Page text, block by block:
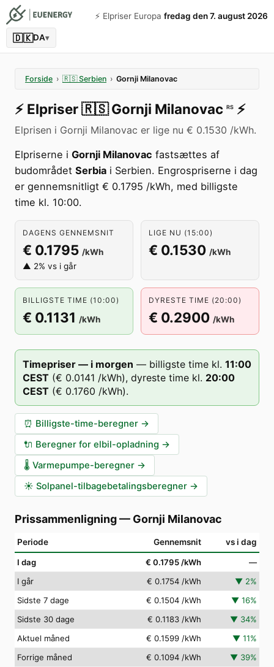
⚡️ Elpriser Europa fredag den 7. august 2026
🇩🇰DA▾
Forside › 🇷🇸 Serbien › Gornji Milanovac
⚡️ Elpriser🇷🇸 Gornji Milanovac RS ⚡️
Elprisen i Gornji Milanovac er lige nu € 0.1530 /kWh.
Elpriserne i Gornji Milanovac fastsættes af
budområdet Serbia i Serbien. Engrospriserne i dag
er gennemsnitligt € 0.1795 /kWh, med billigste
time kl. 10:00.
DAGENS GENNEMSNIT
€ 0.1795 /kWh
▲ 2% vs i går
LIGE NU (15:00)
€ 0.1530 /kWh
BILLIGSTE TIME (10:00)
€ 0.1131 /kWh
DYRESTE TIME (20:00)
€ 0.2900 /kWh
Timepriser — i morgen — billigste time kl. 11:00
CEST (€ 0.0141 /kWh), dyreste time kl. 20:00
CEST (€ 0.1760 /kWh).
⏰ Billigste-time-beregner →
🔌 Beregner for elbil-opladning →
🌡️ Varmepumpe-beregner →
☀️ Solpanel-tilbagebetalingsberegner →
Prissammenligning— Gornji Milanovac
Periode Gennemsnit vs i dag
I dag € 0.1795 /kWh
—
I går
€ 0.1754 /kWh ▼ 2%
Sidste 7 dage
€ 0.1504 /kWh ▼ 16%
Sidste 30 dage
€ 0.1183 /kWh ▼ 34%
Aktuel måned
€ 0.1599 /kWh ▼ 11%
Forrige måned
€ 0.1094 /kWh ▼ 39%